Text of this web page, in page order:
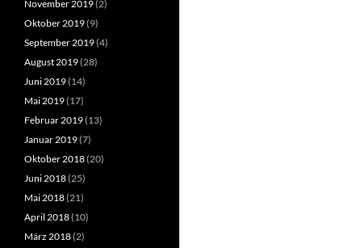
November 2019(2)
Oktober 2019(9)
September 2019(4)
August 2019(28)
Juni 2019(14)
Mai 2019(17)
Februar 2019(13)
Januar 2019(7)
Oktober 2018(20)
Juni 2018(25)
Mai 2018(21)
April 2018(10)
März 2018(2)